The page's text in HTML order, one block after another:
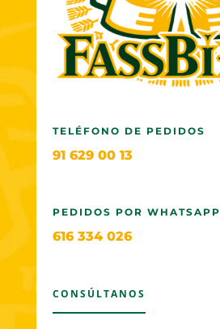
TELÉFONO DE PEDIDOS
91 629 00 13
PEDIDOS POR WHATSAPP
616 334 026
CONSÚLTANOS